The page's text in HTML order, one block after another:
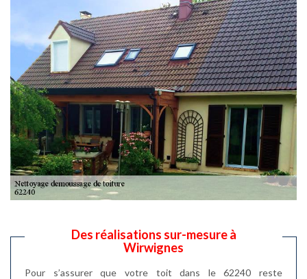
Des réalisations sur-mesure à
Wirwignes
Pour s’assurer que votre toit dans le 62240 reste